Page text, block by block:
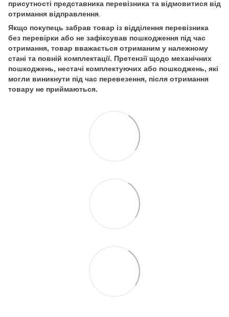
присутності представника перевізника та відмовитися від
отримання відправлення
Якщо покупець забрав товар із відділення перевізника
без перевірки або не зафіксував пошкодження під час
отримання, товар вважається отриманим у належному
стані та повній комплектації. Претензії щодо механічних
пошкоджень, нестачі комплектуючих або пошкоджень, які
могли виникнути під час перевезення, після отримання
товару не приймаються.